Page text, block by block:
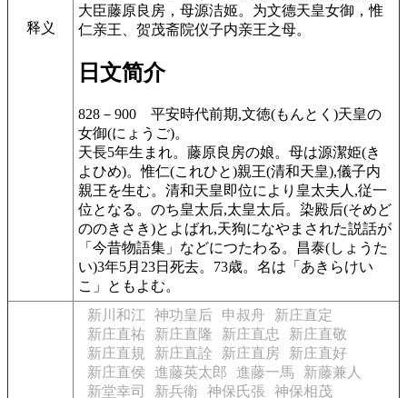
释义
大臣藤原良房，母源洁姬。为文德天皇女御，惟
仁亲王、贺茂斋院仪子内亲王之母。
日文简介
828－900 平安時代前期,文徳(もんとく)天皇の
女御(にょうご)。
天長5年生まれ。藤原良房の娘。母は源潔姫(き
よひめ)。惟仁(これひと)親王(清和天皇),儀子内
親王を生む。清和天皇即位により皇太夫人,従一
位となる。のち皇太后,太皇太后。染殿后(そめど
ののきさき)とよばれ,天狗になやまされた説話が
「今昔物語集」などにつたわる。昌泰(しょうた
い)3年5月23日死去。73歳。名は「あきらけい
こ」ともよむ。
新川和江 神功皇后 申叔舟
新庄直定
新庄直祐
新庄直隆 新庄直忠
新庄直敬
新庄直規
新庄直詮 新庄直房
新庄直好
新庄直侯
進藤英太郎 進藤一馬
新藤兼人
新堂幸司
新兵衛 神保氏張
神保相茂